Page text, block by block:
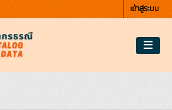
เข้าสู่ระบบ